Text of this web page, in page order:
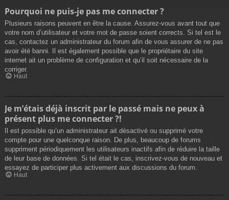
Pourquoi ne puis-je pas me connecter ?
Plusieurs raisons peuvent en être la cause. Assurez-vous avant tout que
votre nom d’utilisateur et votre mot de passe soient corrects. Si tel est le
cas, contactez un administrateur du forum afin de vous assurer de ne pas
avoir été banni. Il est également possible que le propriétaire du site
internet ait un problème de configuration et qu’il soit nécessaire de la
corriger.
Haut
Je m’étais déjà inscrit par le passé mais ne peux à
présent plus me connecter ?!
Il est possible qu’un administrateur ait désactivé ou supprimé votre
compte pour une quelconque raison. De plus, beaucoup de forums
suppriment périodiquement les utilisateurs inactifs afin de réduire la taille
de leur base de données. Si tel était le cas, inscrivez-vous de nouveau et
essayez de participer plus activement aux discussions du forum.
Haut